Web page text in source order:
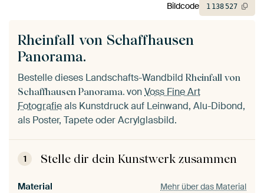
Rheinfall von Schaffhausen
Panorama.
Bestelle dieses Landschafts-Wandbild Rheinfall von
Schaffhausen Panorama. vonVoss Fine Art
Fotografieals Kunstdruck auf Leinwand, Alu-Dibond,
als Poster, Tapete oder Acrylglasbild.
1 Stelle dir dein Kunstwerk zusammen
Material Mehr über das Material
Bildcode 1 138527